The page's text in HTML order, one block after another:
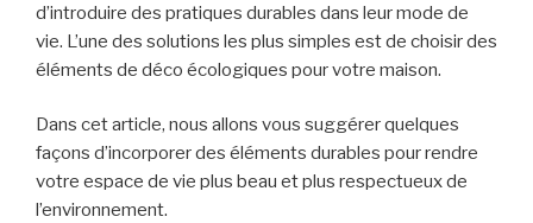
d’introduire des pratiques durables dans leur mode de
vie. L’une des solutions les plus simples est de choisir des
éléments de déco écologiques pour votre maison.
Dans cet article, nous allons vous suggérer quelques
façons d’incorporer des éléments durables pour rendre
votre espace de vie plus beau et plus respectueux de
l’environnement.